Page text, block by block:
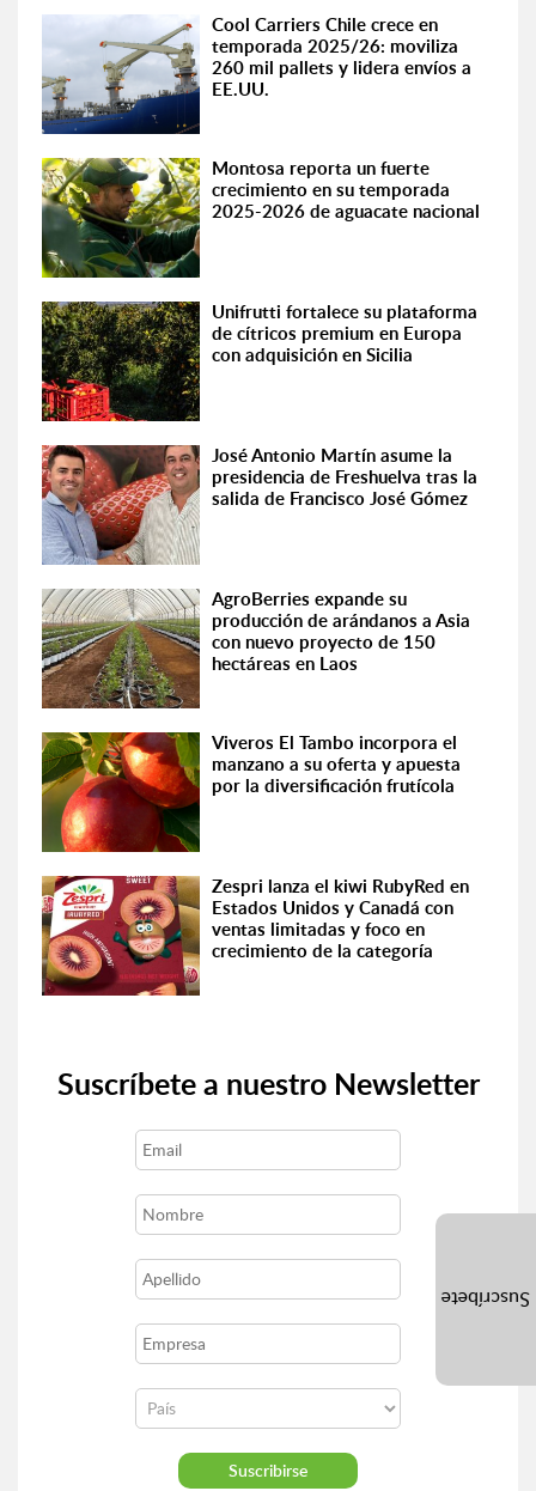
Cool Carriers Chile crece en
temporada 2025/26: moviliza
260 mil pallets y lidera envíos a
EE.UU.
Montosa reporta un fuerte
crecimiento en su temporada
2025-2026 de aguacate nacional
Unifrutti fortalece su plataforma
de cítricos premium en Europa
con adquisición en Sicilia
José Antonio Martín asume la
presidencia de Freshuelva tras la
salida de Francisco José Gómez
AgroBerries expande su
producción de arándanos a Asia
con nuevo proyecto de 150
hectáreas en Laos
Viveros El Tambo incorpora el
manzano a su oferta y apuesta
por la diversificación frutícola
Zespri lanza el kiwi RubyRed en
Estados Unidos y Canadá con
ventas limitadas y foco en
crecimiento de la categoría
Suscríbete a nuestro Newsletter
Suscríbete